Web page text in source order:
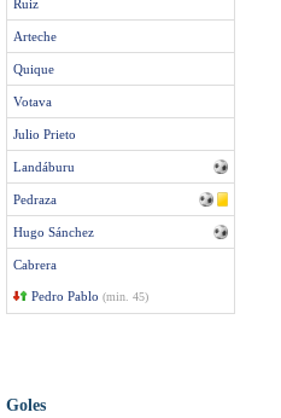
Ruiz
Arteche
Quique
Votava
Julio Prieto
Landáburu
Pedraza
Hugo Sánchez
Cabrera
Pedro Pablo (min. 45)
Goles